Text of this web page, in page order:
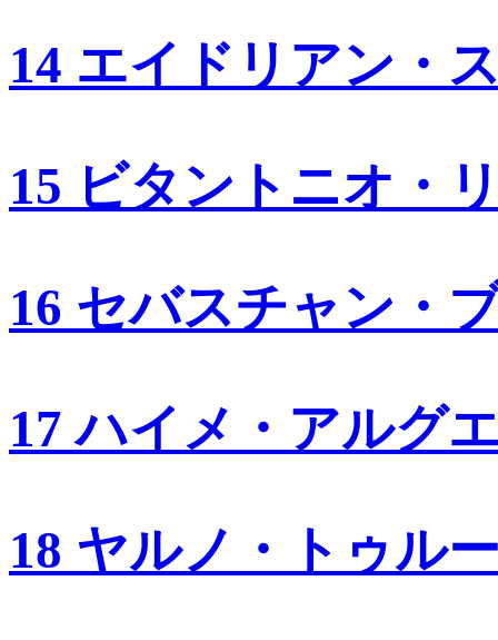
14 エイドリアン・
15 ビタントニオ・
16 セバスチャン・
17 ハイメ・アルグ
18 ヤルノ・トゥル